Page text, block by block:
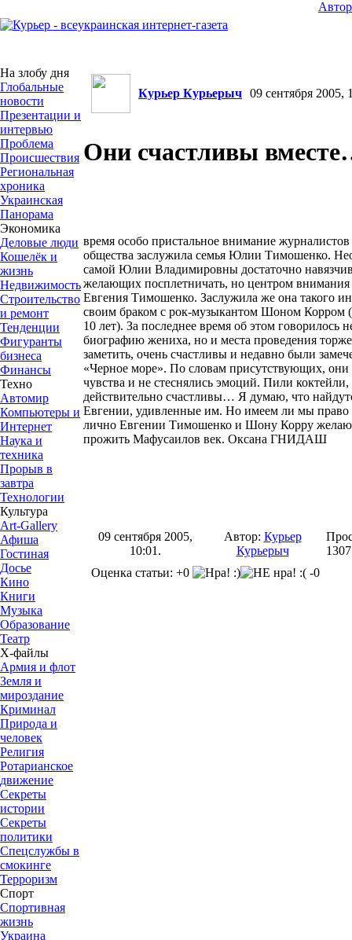
На злобу дня
Глобальные
новости
Презентации и
интервью
Проблема
Происшествия
Региональная
хроника
Украинская
Панорама
Экономика
Деловые люди
Кошелёк и
жизнь
Недвижимость
Строительство
и ремонт
Тенденции
Фигуранты
бизнеса
Финансы
Техно
Автомир
Компьютеры и
Интернет
Наука и
техника
Прорыв в
завтра
Технологии
Культура
Art-Gallery
Афиша
Гостиная
Досье
Кино
Книги
Музыка
Образование
Театр
Х-файлы
Армия и флот
Земля и
мироздание
Криминал
Природа и
человек
Религия
Ротарианское
движение
Секреты
истории
Секреты
политики
Спецслужбы в
смокинге
Терроризм
Спорт
Спортивная
жизнь
Украина
Курьер Курьерыч 09 сентября 2005,
Они счастливы
время особо пристальное внимание
общества заслужила семья Юлии Тимошенко.
самой Юлии Владимировны достаточно
желающих посплетничать, но центром внимания
Евгения Тимошенко. Заслужила же она такого
своим браком с рок-музыкантом Шоном Корром
10 лет). За последнее время об этом говорилось
биографию жениха, но и места проведения
заметить, очень счастливы и недавно были
«Черное море». По словам присутствующих, они
чувства и не стеснялись эмоций. Пили
действительно счастливы… Я думаю, что
Евгении, удивленные им. Но имеем ли мы право
лично Евгении Тимошенко и Шону Корру желаю
прожить Мафусаилов век. Оксана ГНИДАШ
09 сентября 2005,
10:01.
Автор: Курьер
Курьерыч
1307
Оценка статьи: +0
-0